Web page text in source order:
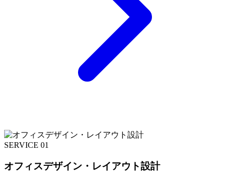
SERVICE 01
オフィスデザイン・レイアウト設計